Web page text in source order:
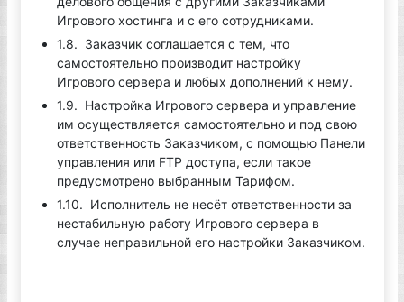
Игрового хостинга и с его сотрудниками.
1.8. Заказчик соглашается с тем, что
самостоятельно производит настройку
Игрового сервера и любых дополнений к нему.
1.9. Настройка Игрового сервера и управление
им осуществляется самостоятельно и под свою
ответственность Заказчиком, с помощью Панели
управления или FTP доступа, если такое
предусмотрено выбранным Тарифом.
1.10. Исполнитель не несёт ответственности за
нестабильную работу Игрового сервера в
случае неправильной его настройки Заказчиком.